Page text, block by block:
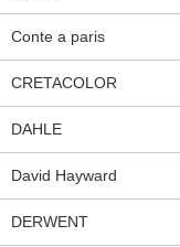
Conte a paris
CRETACOLOR
DAHLE
David Hayward
DERWENT